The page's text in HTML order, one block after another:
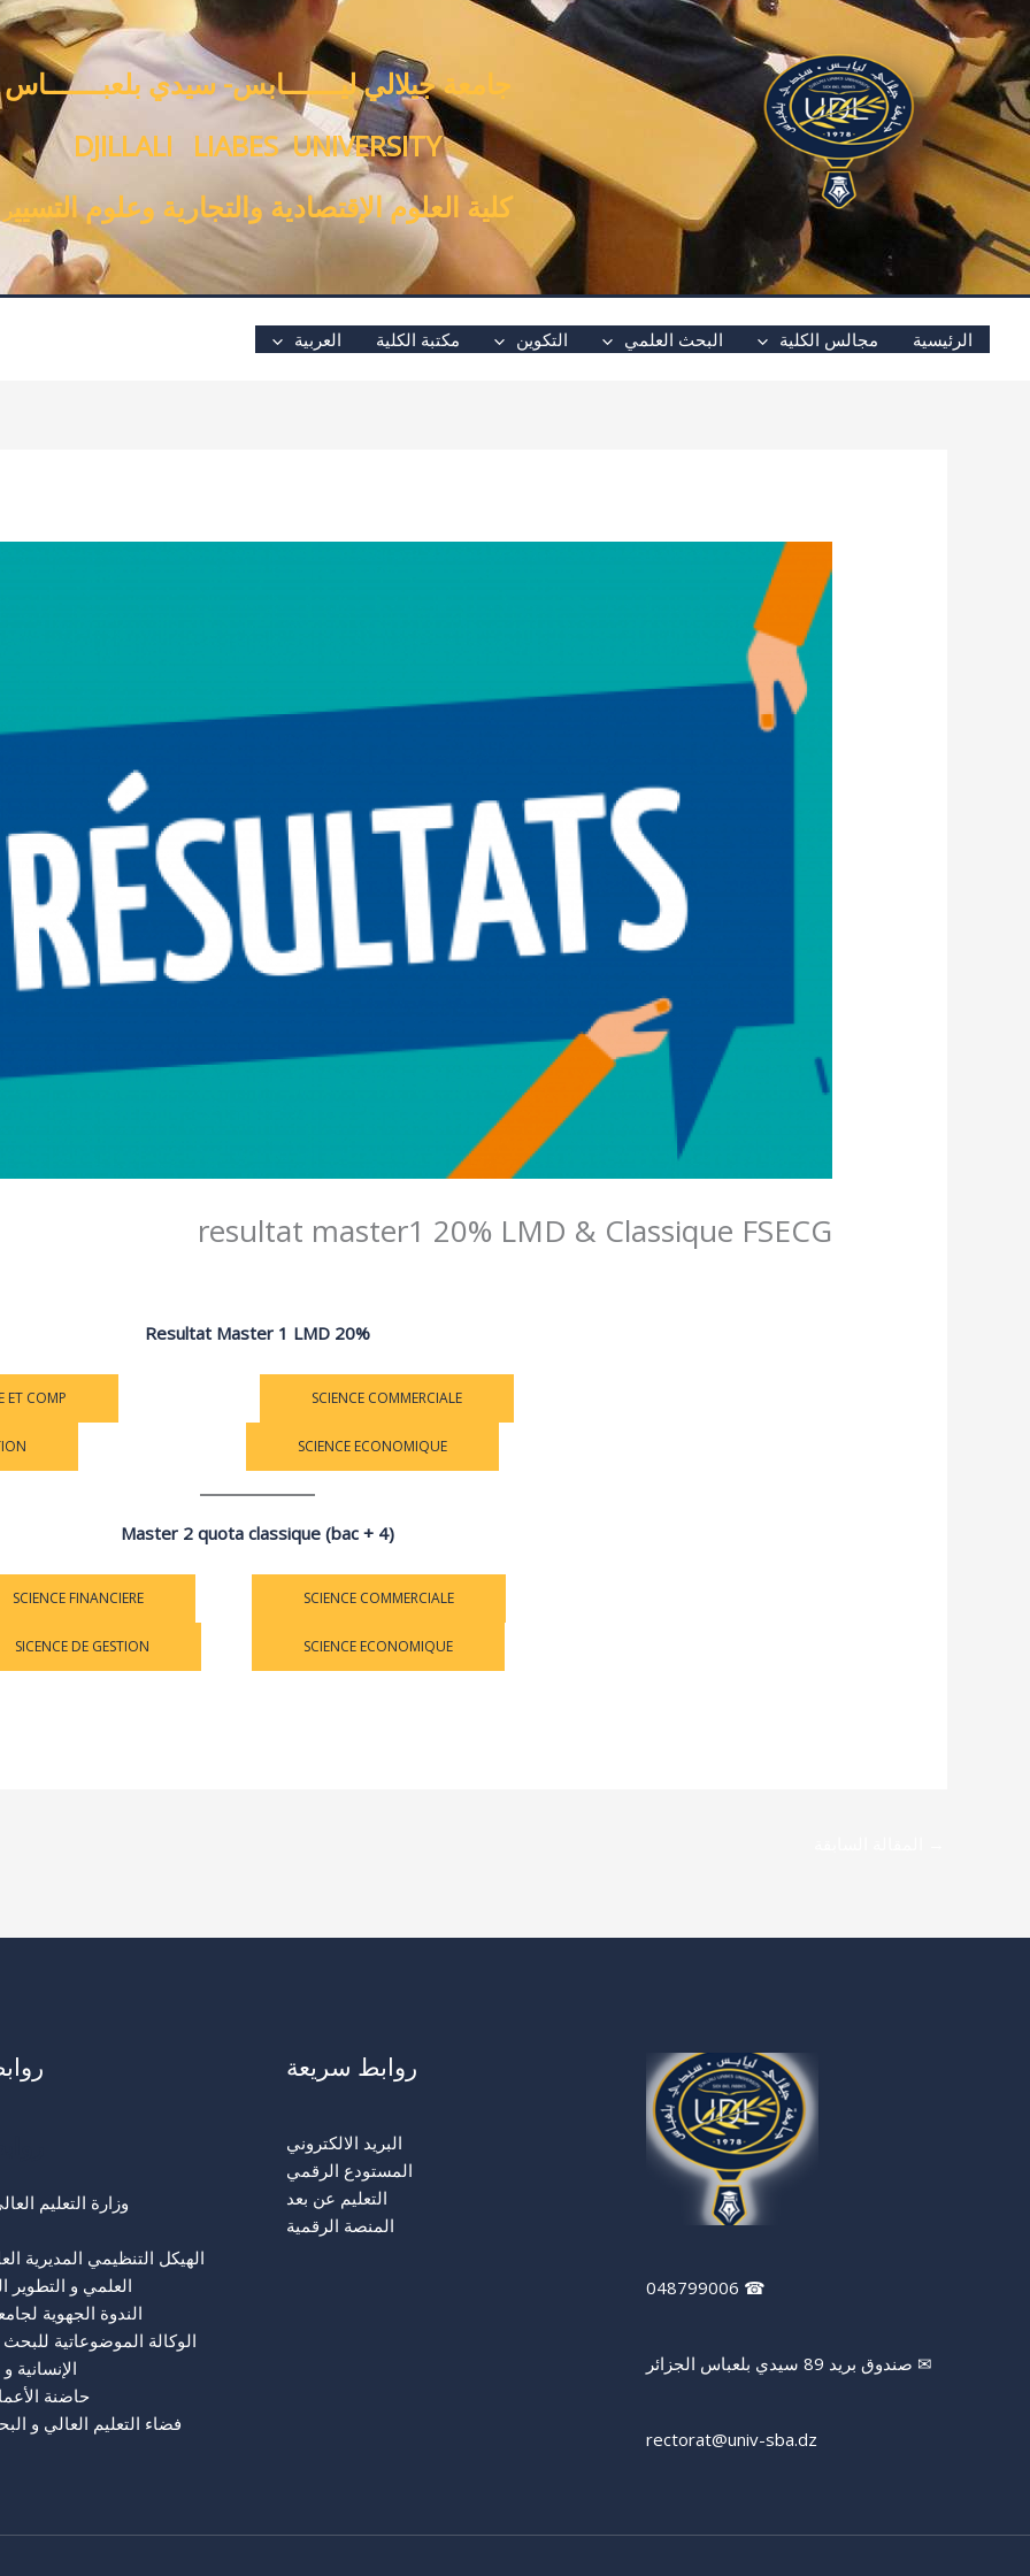
تخطي
إلى
المحتوى
جامعة جيلالي ليـــــــابس- سيدي بلعبـــــــاس
DJILLALI LIABES UNIVERSITY
كلية العلوم الإقتصادية والتجارية وعلوم التسيير
الرئيسية مجالس الكلية البحث العلمي التكوين مكتبة الكلية العربية
resultat master1 20% LMD & Classique FSECG
Resultat Master 1 LMD 20%
SCIENCE COMMERCIALE
ET COMP
SCIENCE ECONOMIQUE
Master 2 quota classique (bac + 4)
SCIENCE COMMERCIALE
SCIENCE FINANCIERE
SCIENCE ECONOMIQUE
SICENCE DE GESTION
☎ 048799006
✉ صندوق بريد 89 سيدي بلعباس الجزائر
rectorat@univ-sba.dz
روابط سريعة
البريد الالكتروني
المستودع الرقمي
التعليم عن بعد
المنصة الرقمية
وزارة التعليم
الهيكل التنظيمي المديرية
العلمي و التطوير
الندوة الجهوية
الوكالة الموضوعاتية
الإنسانية
حاضنة
فضاء التعليم العالي و